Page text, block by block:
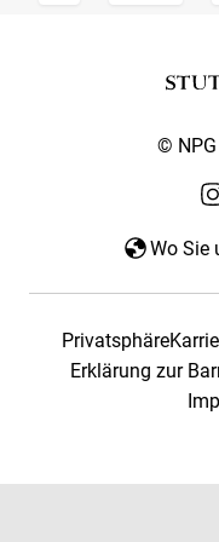
©
Wo Sie
Privatsphäre
Erklärung zur